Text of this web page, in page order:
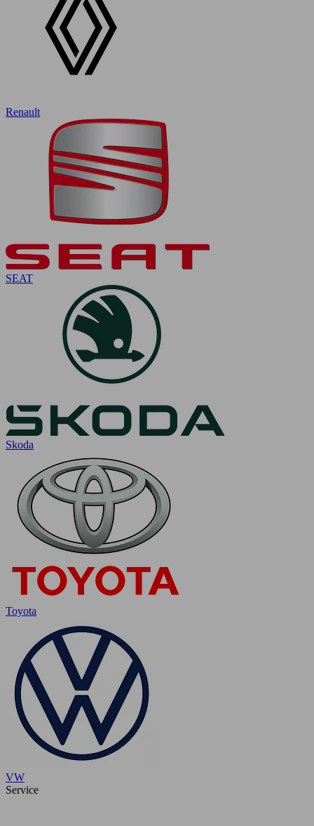
Renault
SEAT
Skoda
Toyota
VW
Service